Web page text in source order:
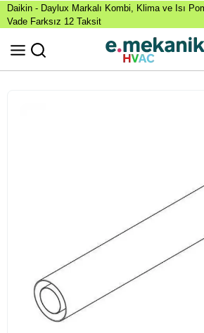
Daikin - Daylux Markalı Kombi, Klima ve Isı
Vade Farksız 12 Taksit